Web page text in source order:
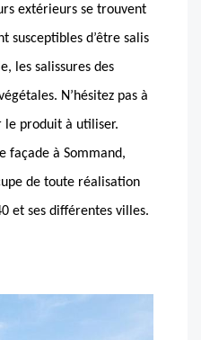
extérieurs se trouvent
susceptibles d’être salis
les salissures des
N’hésitez pas à
le produit à utiliser.
façade à Sommand,
de toute réalisation
et ses différentes villes.